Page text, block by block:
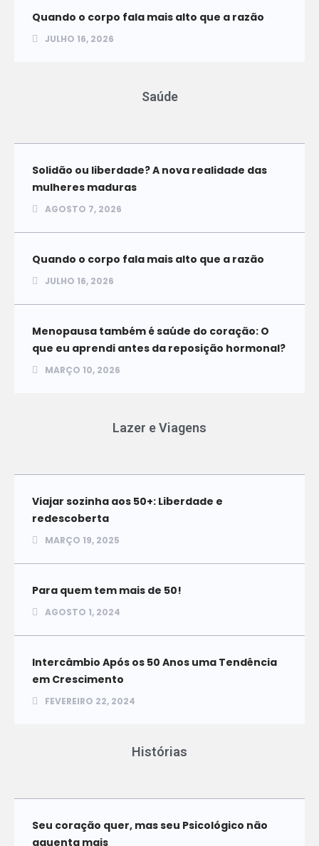
Quando o corpo fala mais alto que a razão
JULHO 16, 2026
Saúde
Solidão ou liberdade? A nova realidade das
mulheres maduras
AGOSTO 7, 2026
Quando o corpo fala mais alto que a razão
JULHO 16, 2026
Menopausa também é saúde do coração: O
que eu aprendi antes da reposição hormonal?
MARÇO 10, 2026
Lazer e Viagens
Viajar sozinha aos 50+: Liberdade e
redescoberta
MARÇO 19, 2025
Para quem tem mais de 50!
AGOSTO 1, 2024
Intercâmbio Após os 50 Anos uma Tendência
em Crescimento
FEVEREIRO 22, 2024
Histórias
Seu coração quer, mas seu Psicológico não
aguenta mais